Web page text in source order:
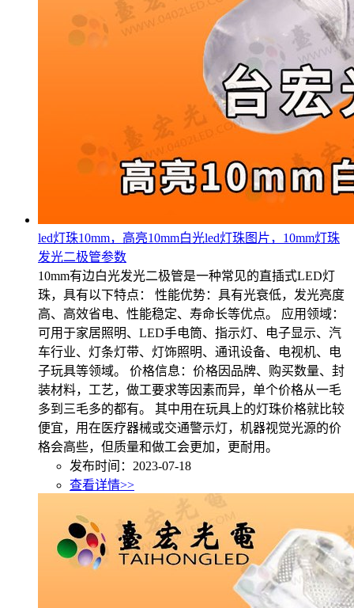
led灯珠10mm，高亮10mm白光led灯珠图片，10mm灯珠
发光二极管参数
10mm有边白光发光二极管是一种常见的直插式LED灯
珠，具有以下特点： 性能优势：具有光衰低，发光亮度
高、高效省电、性能稳定、寿命长等优点。 应用领域：
可用于家居照明、LED手电筒、指示灯、电子显示、汽
车行业、灯条灯带、灯饰照明、通讯设备、电视机、电
子玩具等领域。 价格信息：价格因品牌、购买数量、封
装材料，工艺，做工要求等因素而异，单个价格从一毛
多到三毛多的都有。 其中用在玩具上的灯珠价格就比较
便宜，用在医疗器械或交通警示灯，机器视觉光源的价
格会高些，但质量和做工会更加，更耐用。
发布时间：2023-07-18
查看详情>>